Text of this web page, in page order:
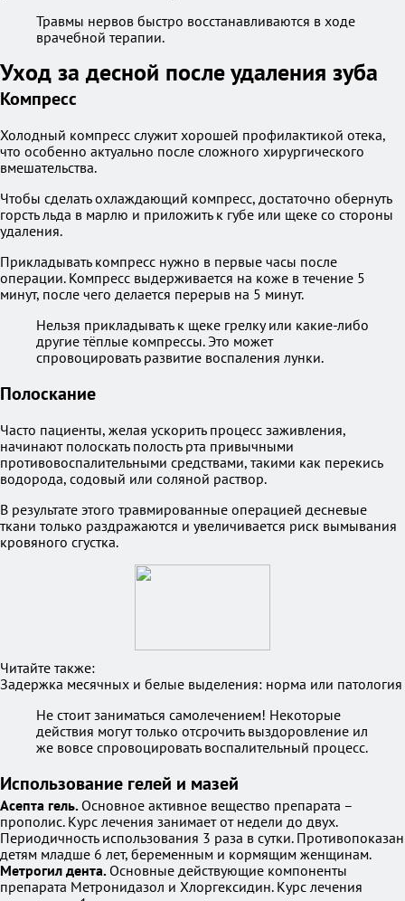
Травмы нервов быстро восстанавливаются в ходе
врачебной терапии.
Уход за десной после удаления зуба
Компресс
Холодный компресс служит хорошей профилактикой отека,
что особенно актуально после сложного хирургического
вмешательства.
Чтобы сделать охлаждающий компресс, достаточно обернуть
горсть льда в марлю и приложить к губе или щеке со стороны
удаления.
Прикладывать компресс нужно в первые часы после
операции. Компресс выдерживается на коже в течение 5
минут, после чего делается перерыв на 5 минут.
Нельзя прикладывать к щеке грелку или какие-либо
другие тёплые компрессы. Это может
спровоцировать развитие воспаления лунки.
Полоскание
Часто пациенты, желая ускорить процесс заживления,
начинают полоскать полость рта привычными
противовоспалительными средствами, такими как перекись
водорода, содовый или соляной раствор.
В результате этого травмированные операцией десневые
ткани только раздражаются и увеличивается риск вымывания
кровяного сгустка.
Читайте также:
Задержка месячных и белые выделения: норма или патология
Не стоит заниматься самолечением! Некоторые
действия могут только отсрочить выздоровление ил
же вовсе спровоцировать воспалительный процесс.
Использование гелей и мазей
Асепта гель. Основное активное вещество препарата –
прополис. Курс лечения занимает от недели до двух.
Периодичность использования 3 раза в сутки. Противопоказан
детям младше 6 лет, беременным и кормящим женщинам.
Метрогил дента. Основные действующие компоненты
препарата Метронидазол и Хлоргексидин. Курс лечения